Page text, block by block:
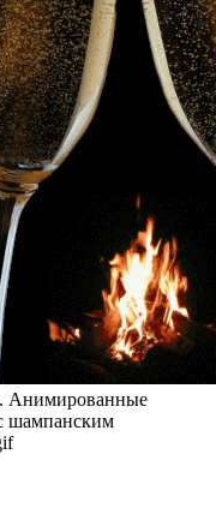
Анимированные
шампанским